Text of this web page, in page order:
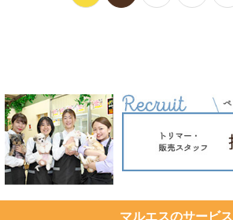
マルエスのサービス